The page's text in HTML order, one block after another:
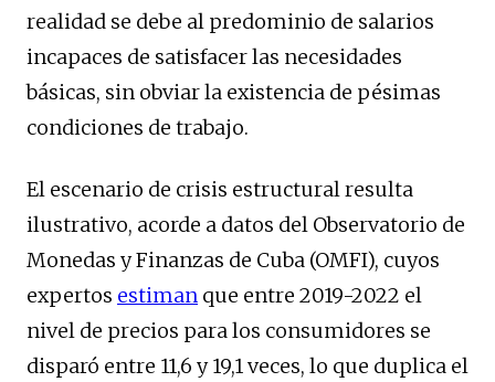
realidad se debe al predominio de salarios
incapaces de satisfacer las necesidades
básicas, sin obviar la existencia de pésimas
condiciones de trabajo.
El escenario de crisis estructural resulta
ilustrativo, acorde a datos del Observatorio de
Monedas y Finanzas de Cuba (OMFI), cuyos
expertos estiman que entre 2019-2022 el
nivel de precios para los consumidores se
disparó entre 11,6 y 19,1 veces, lo que duplica el